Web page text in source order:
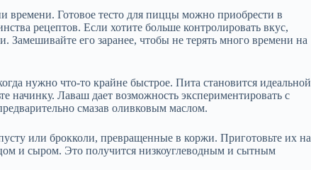
времени. Готовое тесто для пиццы можно приобрести в
рецептов. Если хотите больше контролировать вкус,
его заранее, чтобы не терять много времени на
нужно что-то крайне быстрое. Пита становится идеальной
начинку. Лаваш дает возможность экспериментировать с
смазав оливковым маслом.
или брокколи, превращенные в коржи. Приготовьте их на
и сыром. Это получится низкоуглеводным и сытным